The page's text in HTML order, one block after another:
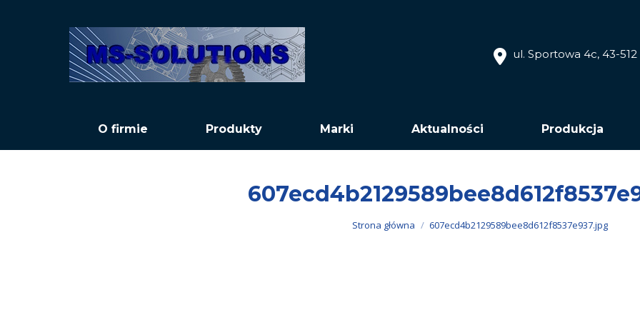
ul. Sportowa 4c, 43-
O firmie Produkty Marki Aktualności Produkcja
Jesteś tutaj:
Strona główna 607ecd4b2129589bee8d612f8537e937.jpg